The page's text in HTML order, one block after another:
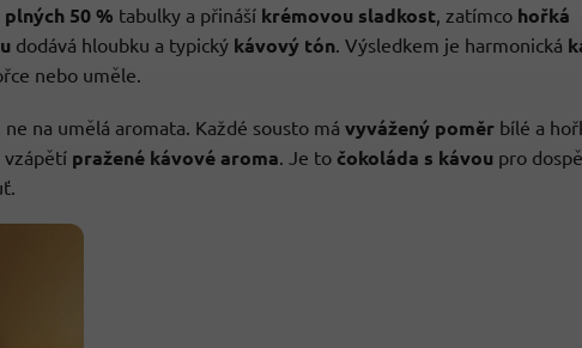
50 % tabulky a přináší krémovou sladkost , zatímco hořká
dodává hloubku a typický kávový tón . Výsledkem je harmonická
nebo uměle.
, ne na umělá aromata. Každé sousto má vyvážený poměr bílé a
vzápětí pražené kávové aroma . Je to čokoláda s kávou pro